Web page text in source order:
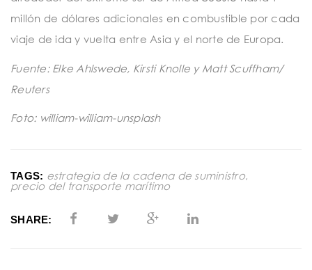
millón de dólares adicionales en combustible por cada
viaje de ida y vuelta entre Asia y el norte de Europa.
Fuente: Elke Ahlswede, Kirsti Knolle y Matt Scuffham/
Reuters
Foto: william-william-unsplash
TAGS: estrategia de la cadena de suministro,
precio del transporte marítimo
SHARE: